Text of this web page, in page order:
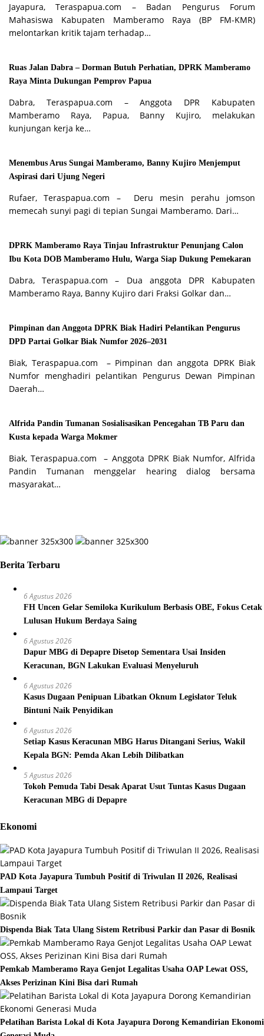
Jayapura, Teraspapua.com – Badan Pengurus Forum
Mahasiswa Kabupaten Mamberamo Raya (BP FM-KMR)
melontarkan kritik tajam terhadap…
Ruas Jalan Dabra – Dorman Butuh Perhatian, DPRK Mamberamo
Raya Minta Dukungan Pemprov Papua
Dabra, Teraspapua.com – Anggota DPR Kabupaten
Mamberamo Raya, Papua, Banny Kujiro, melakukan
kunjungan kerja ke…
Menembus Arus Sungai Mamberamo, Banny Kujiro Menjemput
Aspirasi dari Ujung Negeri
Rufaer, Teraspapua.com – Deru mesin perahu jomson
memecah sunyi pagi di tepian Sungai Mamberamo. Dari…
DPRK Mamberamo Raya Tinjau Infrastruktur Penunjang Calon
Ibu Kota DOB Mamberamo Hulu, Warga Siap Dukung Pemekaran
Dabra, Teraspapua.com – Dua anggota DPR Kabupaten
Mamberamo Raya, Banny Kujiro dari Fraksi Golkar dan…
Pimpinan dan Anggota DPRK Biak Hadiri Pelantikan Pengurus
DPD Partai Golkar Biak Numfor 2026–2031
Biak, Teraspapua.com – Pimpinan dan anggota DPRK Biak
Numfor menghadiri pelantikan Pengurus Dewan Pimpinan
Daerah…
Alfrida Pandin Tumanan Sosialisasikan Pencegahan TB Paru dan
Kusta kepada Warga Mokmer
Biak, Teraspapua.com – Anggota DPRK Biak Numfor, Alfrida
Pandin Tumanan menggelar hearing dialog bersama
masyarakat…
Berita Terbaru
6 Agustus 2026
FH Uncen Gelar Semiloka Kurikulum Berbasis OBE, Fokus Cetak
Lulusan Hukum Berdaya Saing
6 Agustus 2026
Dapur MBG di Depapre Disetop Sementara Usai Insiden
Keracunan, BGN Lakukan Evaluasi Menyeluruh
6 Agustus 2026
Kasus Dugaan Penipuan Libatkan Oknum Legislator Teluk
Bintuni Naik Penyidikan
6 Agustus 2026
Setiap Kasus Keracunan MBG Harus Ditangani Serius, Wakil
Kepala BGN: Pemda Akan Lebih Dilibatkan
5 Agustus 2026
Tokoh Pemuda Tabi Desak Aparat Usut Tuntas Kasus Dugaan
Keracunan MBG di Depapre
Ekonomi
PAD Kota Jayapura Tumbuh Positif di Triwulan II 2026, Realisasi
Lampaui Target
Dispenda Biak Tata Ulang Sistem Retribusi Parkir dan Pasar di Bosnik
Pemkab Mamberamo Raya Genjot Legalitas Usaha OAP Lewat OSS,
Akses Perizinan Kini Bisa dari Rumah
Pelatihan Barista Lokal di Kota Jayapura Dorong Kemandirian Ekonomi